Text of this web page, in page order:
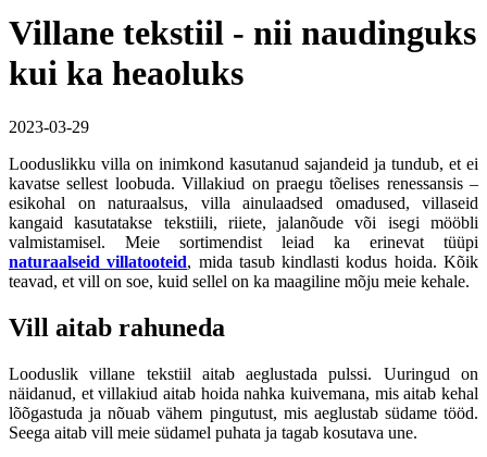
Villane tekstiil - nii naudinguks
kui ka heaoluks
2023-03-29
Looduslikku villa on inimkond kasutanud sajandeid ja tundub, et ei
kavatse sellest loobuda. Villakiud on praegu tõelises renessansis –
esikohal on naturaalsus, villa ainulaadsed omadused, villaseid
kangaid kasutatakse tekstiili, riiete, jalanõude või isegi mööbli
valmistamisel. Meie sortimendist leiad ka erinevat tüüpi
naturaalseid villatooteid, mida tasub kindlasti kodus hoida. Kõik
teavad, et vill on soe, kuid sellel on ka maagiline mõju meie kehale.
Vill aitab rahuneda
Looduslik villane tekstiil aitab aeglustada pulssi. Uuringud on
näidanud, et villakiud aitab hoida nahka kuivemana, mis aitab kehal
lõõgastuda ja nõuab vähem pingutust, mis aeglustab südame tööd.
Seega aitab vill meie südamel puhata ja tagab kosutava une.